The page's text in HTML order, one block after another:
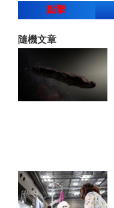
點擊
隨機文章